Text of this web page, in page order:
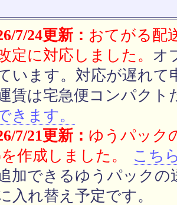
7/24更新： おてがる配
定に対応しました。 オ
います。対応が遅れ
賃は宅急便コンパクト
きます。
7/21更新： ゆうパック
作成しました。
こち
加できるゆうパックの
入れ替え予定です。